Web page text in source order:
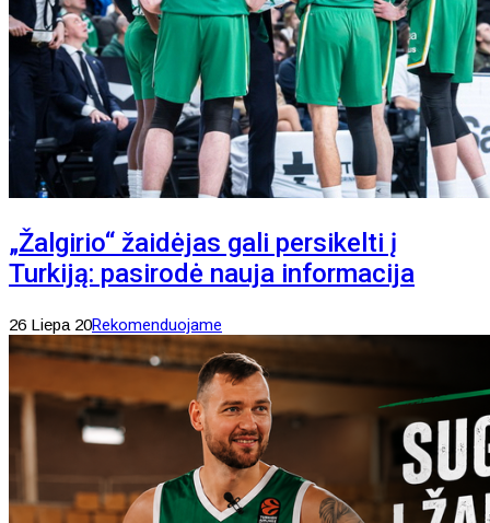
„Žalgirio“ žaidėjas gali persikelti į
Turkiją: pasirodė nauja informacija
26 Liepa 20Rekomenduojame